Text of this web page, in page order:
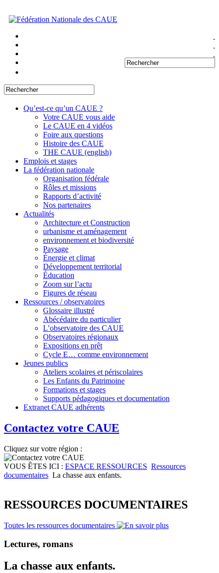
Qu’est-ce qu’un CAUE ?
Votre CAUE vous aide
Le CAUE en 4 vidéos
Foire aux questions
Histoire des CAUE
THE CAUE (english)
Emplois et stages
La fédération nationale
Organisation fédérale
Rôles et missions
Rapports d’activité
Nos partenaires
Actualités
Architecture et Construction
urbanisme et aménagement
environnement et biodiversité
Paysage
Énergie et climat
Développement territorial
Éducation
Zoom sur l’actu
Figures de réseau
Ressources / observatoires
Glossaire illustré
Abécédaire du particulier
L’observatoire des CAUE
Observatoires régionaux
Expositions en prêt
Cycle E… comme environnement
Jeunes publics
Ateliers scolaires et périscolaires
Les Enfants du Patrimoine
Formations et stages
Supports pédagogiques et documentation
Extranet CAUE adhérents
Contactez votre CAUE
Cliquez sur votre région :
VOUS ÊTES ICI : ESPACE RESSOURCES Ressources
documentaires La chasse aux enfants.
RESSOURCES DOCUMENTAIRES
Toutes les ressources documentaires
Lectures, romans
La chasse aux enfants.